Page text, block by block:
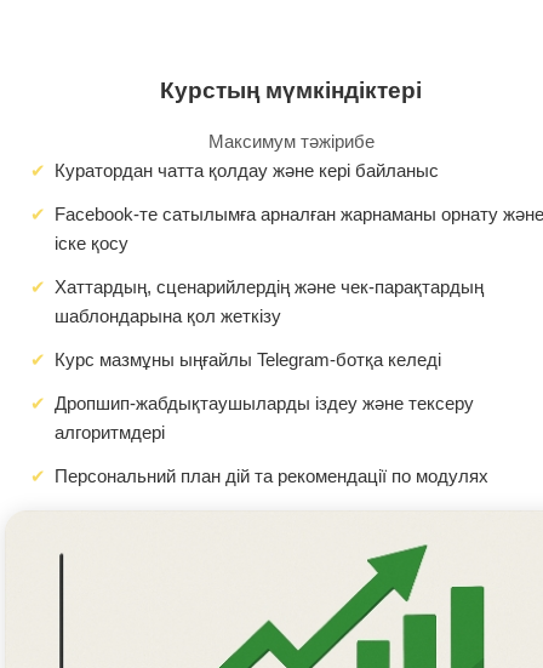
Курстың мүмкіндіктері
Максимум тәжірибе
Куратордан чатта қолдау және кері байланыс
Facebook-те сатылымға арналған жарнаманы орнату және
іске қосу
Хаттардың, сценарийлердің және чек-парақтардың
шаблондарына қол жеткізу
Курс мазмұны ыңғайлы Telegram-ботқа келеді
Дропшип-жабдықтаушыларды іздеу және тексеру
алгоритмдері
Персональний план дій та рекомендації по модулях